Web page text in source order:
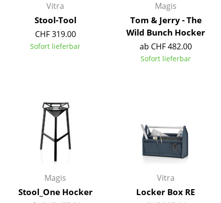
Bücherregale
Wandregale
Barmöbel
Garderoben
Kleinaufbewahrung
Einzelteile
... alle Aufbewahrungsmöbel
Vitra
Stool-Tool
CHF 319.00
Sofort lieferbar
Magis
Tom & Jerry - The
Wild Bunch Hocker
ab CHF 482.00
Sofort lieferbar
Magis
Stool_One Hocker
Vitra
Locker Box RE